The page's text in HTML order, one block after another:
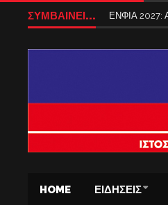
ΣΥΜΒΑΙΝΕΙ... ΕΝΦΙΑ 2027:
HOME ΕΙΔΗΣΕΙΣ